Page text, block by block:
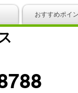
おすすめポイ